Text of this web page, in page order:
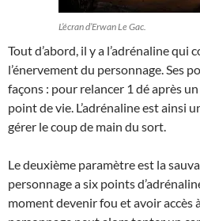
L’écran d’Erwan Le Gac.
Tout d’abord, il y a l’adrénaline qui
l’énervement du personnage. Ses
façons : pour relancer 1 dé après
point de vie. L’adrénaline est ainsi
gérer le coup de main du sort.
Le deuxième paramètre est la
personnage a six points
moment devenir fou et avoir accès